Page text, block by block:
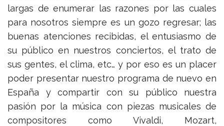
largas de enumerar las razones por las cuales
para nosotros siempre es un gozo regresar; las
buenas atenciones recibidas, el entusiasmo de
su público en nuestros conciertos, el trato de
sus gentes, el clima, etc… y por eso es un placer
poder presentar nuestro programa de nuevo en
España y compartir con su público nuestra
pasión por la música con piezas musicales de
compositores como Vivaldi, Mozart,